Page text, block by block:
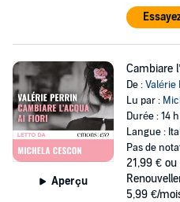
Aperçu
Cambiare
De :Valérie
Lu par :
Durée : 14
Langue :
Pas de
21,99 € ou
5,99 €/